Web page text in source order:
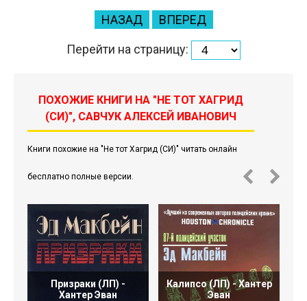
НАЗАД ВПЕРЕД
Перейти на страницу:
ПОХОЖИЕ КНИГИ НА "НЕ ТОТ ХАГРИД
(СИ)", САВЧУК АЛЕКСЕЙ ИВАНОВИЧ
Книги похожие на "Не тот Хагрид (СИ)" читать онлайн
бесплатно полные версии.
Призраки (ЛП) -
Хантер Эван
Калипсо (ЛП) - Хантер
Эван